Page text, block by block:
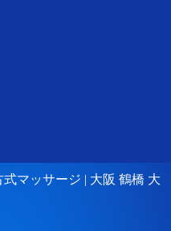
マッサージ | 大阪 鶴橋 大